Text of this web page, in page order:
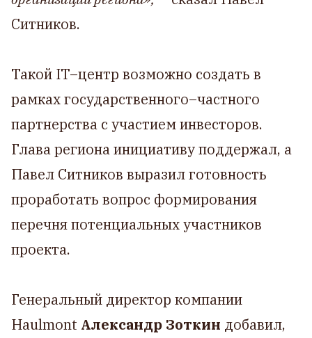
Ситников.
Такой IT–центр возможно создать в
рамках государственного–частного
партнерства с участием инвесторов.
Глава региона инициативу поддержал, а
Павел Ситников выразил готовность
проработать вопрос формирования
перечня потенциальных участников
проекта.
Генеральный директор компании
Haulmont Александр Зоткин добавил,